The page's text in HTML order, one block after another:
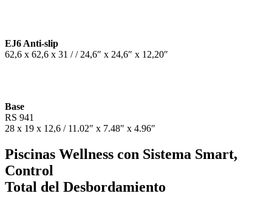
EJ6 Anti-slip
62,6 x 62,6 x 31 / / 24,6″ x 24,6″ x 12,20″
Base
RS 941
28 x 19 x 12,6 / 11.02″ x 7.48″ x 4.96″
Piscinas Wellness con Sistema Smart,
Control
Total del Desbordamiento